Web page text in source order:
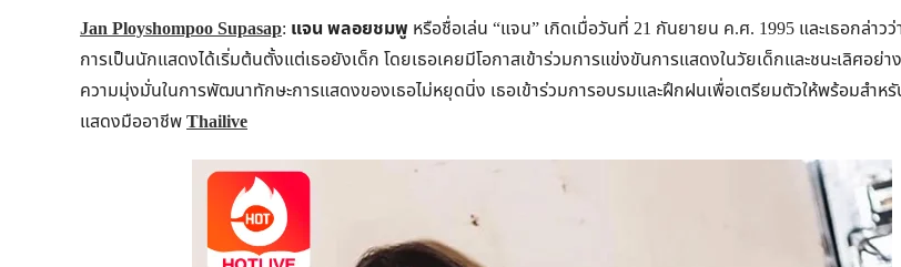
Jan Ployshompoo Supasap: แจน พลอยชมพู หรือชื่อเล่น “แจน” เกิดเมื่อวันที่ 21 กันยายน ค.ศ. 1995 และเธอกล่าว
การเป็นนักแสดงได้เริ่มต้นตั้งแต่เธอยังเด็ก โดยเธอเคยมีโอกาสเข้าร่วมการแข่งขันการแสดงในวัยเด็กและชนะเลิศอย่
ความมุ่งมั่นในการพัฒนาทักษะการแสดงของเธอไม่หยุดนิ่ง เธอเข้าร่วมการอบรมและฝึกฝนเพื่อเตรียมตัวให้พร้อมสำห
แสดงมืออาชีพThailive